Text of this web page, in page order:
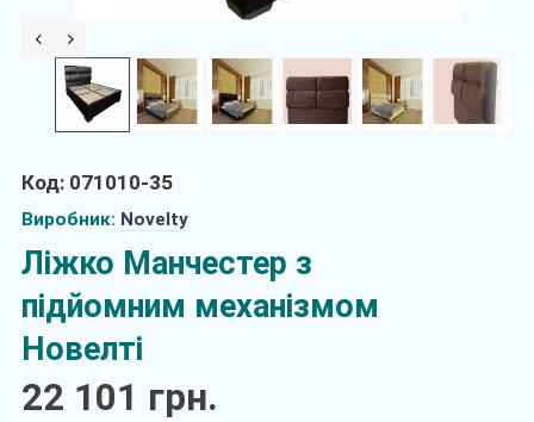
Код: 071010-35
Виробник: Novelty
Ліжко Манчестер з
підйомним механізмом
Новелті
22 101 грн.